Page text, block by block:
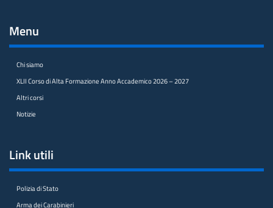
Menu
Chi siamo
XLII Corso di Alta Formazione Anno Accademico 2026 – 2027
Altri corsi
Notizie
Link utili
Polizia di Stato
Arma dei Carabinieri